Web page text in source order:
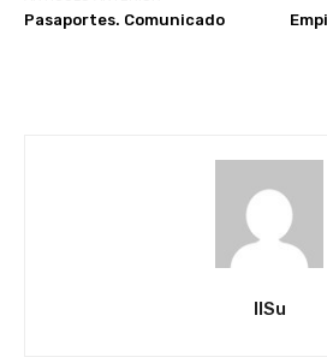
Pasaportes. Comunicado
IlSu